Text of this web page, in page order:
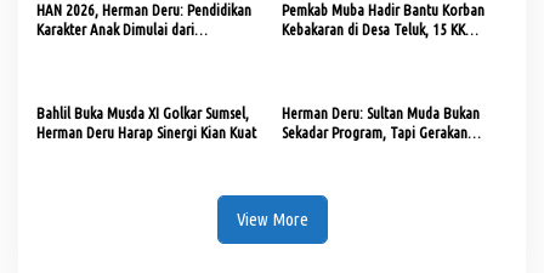
HAN 2026, Herman Deru: Pendidikan
Karakter Anak Dimulai dari
Pemkab Muba Hadir Bantu Korban
Kebakaran di Desa Teluk, 15 KK
Bahlil Buka Musda XI Golkar Sumsel,
Herman Deru Harap Sinergi Kian Kuat
Herman Deru: Sultan Muda Bukan
Sekadar Program, Tapi Gerakan
View More